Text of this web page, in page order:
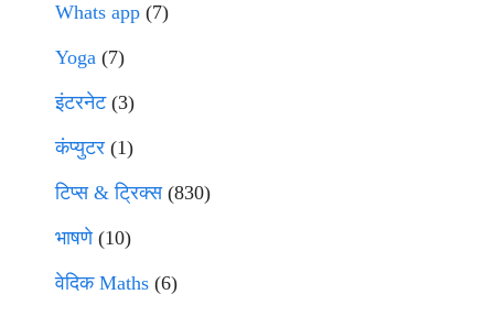
Whats app (7)
Yoga (7)
इंटरनेट(3)
कंप्युटर (1)
टिप्स & ट्रिक्स(830)
भाषणे(10)
वेदिक Maths (6)